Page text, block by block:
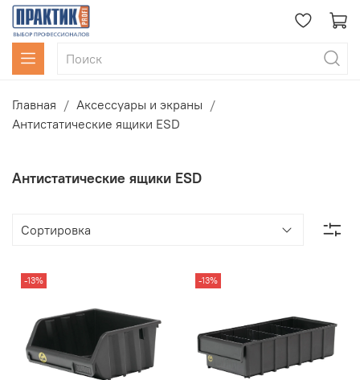
Главная
Аксессуары и экраны
Антистатические ящики ESD
Антистатические ящики ESD
-13% -13%